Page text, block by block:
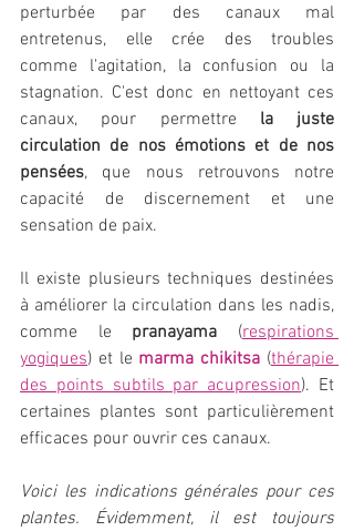
perturbée par des canaux mal
entretenus, elle crée des troubles
comme l'agitation, la confusion ou la
stagnation. C'est donc en nettoyant ces
canaux, pour permettre la juste
circulation de nos émotions et de nos
pensées, que nous retrouvons notre
capacité de discernement et une
sensation de paix.
Il existe plusieurs techniques destinées
à améliorer la circulation dans les nadis,
comme le pranayama (respirations
yogiques) et le marma chikitsa (thérapie
des points subtils par acupression). Et
certaines plantes sont particulièrement
efficaces pour ouvrir ces canaux.
Voici les indications générales pour ces
plantes. Évidemment, il est toujours